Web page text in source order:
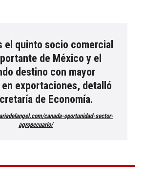
el quinto socio comercial
de México y el
destino con mayor
exportaciones, detalló
de Economía.
canada-oportunidad-sector-
agropecuario/